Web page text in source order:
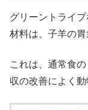
グリーントライプ
材料は、子羊の胃
これは、通常食
収の改善によく